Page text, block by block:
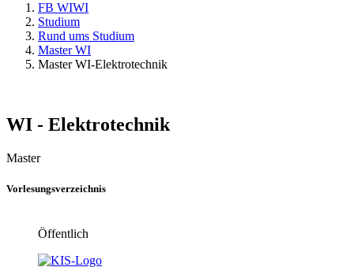
FB WIWI
Studium
Rund ums Studium
Master WI
Master WI-Elektrotechnik
WI - Elektrotechnik
Master
Vorlesungsverzeichnis
Öffentlich